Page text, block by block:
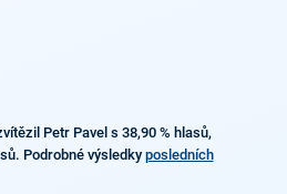
Petr Pavel s 38,90 % hlasů,
Podrobné výsledky posledních